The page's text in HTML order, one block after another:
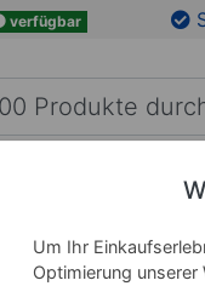
Zu den
verfügbar
Um Ihr
Optimierung